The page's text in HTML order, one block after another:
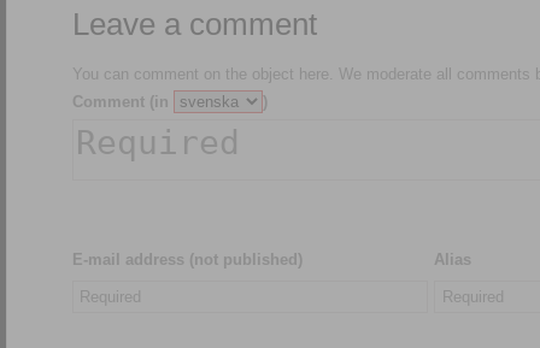
Leave a comment
You can comment on the object here. We moderate all comments
Comment (in
)
E-mail address (not published) Alias